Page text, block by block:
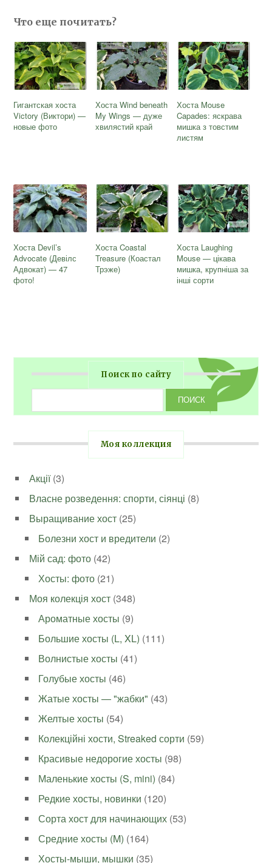
Что еще почитать?
Гигантская хоста
Victory (Виктори) —
новые фото
Хоста Wind beneath
My Wings — дуже
хвилястий край
Хоста Mouse
Capades: яскрава
мишка з товстим
листям
Хоста Devil’s
Advocate (Девілс
Адвокат) — 47
фото!
Хоста Coastal
Treasure (Коастал
Трэже)
Хоста Laughing
Mouse — цікава
мишка, крупніша за
інші сорти
Поиск по сайту
Моя коллекция
Акції(3)
Власне розведення: спорти, сіянці (8)
Выращивание хост (25)
Болезни хост и вредители (2)
Мій сад: фото (42)
Хосты: фото (21)
Моя колекція хост (348)
Ароматные хосты (9)
Большие хосты (L, XL) (111)
Волнистые хосты (41)
Голубые хосты (46)
Жатые хосты — "жабки" (43)
Желтые хосты (54)
Колекційні хости, Streaked сорти (59)
Красивые недорогие хосты (98)
Маленькие хосты (S, mini) (84)
Редкие хосты, новинки (120)
Сорта хост для начинающих (53)
Средние хосты (M) (164)
Хосты-мыши, мышки (35)